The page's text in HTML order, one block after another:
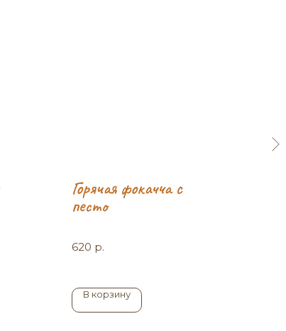
Горячая фокачча с
песто
620 р.
В корзину